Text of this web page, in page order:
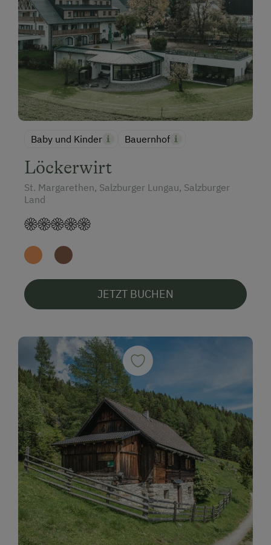
Baby und Kinder Bauernhof
Löckerwirt
St. Margarethen, Salzburger Lungau, Salzburger
Land
JETZT BUCHEN